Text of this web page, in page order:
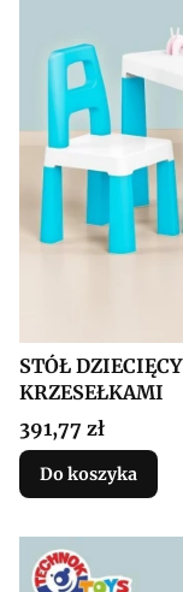
STÓŁ
KRZESEŁKAMI
Cena
391,77 zł
Do koszyka